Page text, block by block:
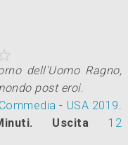
dell'Uomo Ragno,
post eroi.
Commedia - USA 2019.
Uscita
12